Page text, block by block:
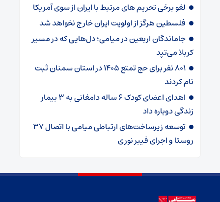
لغو برخی تحریم های مرتبط با ایران از سوی آمریکا
فلسطین هرگز از اولویت ایران خارج نخواهد شد
جاماندگان اربعین در میامی؛ دل‌هایی که در مسیر
کربلا می‌تپد
۸۰۱ نفر برای حج تمتع ۱۴۰۵ در استان سمنان ثبت
نام کردند
اهدای اعضای کودک ۶ ساله دامغانی به ۳ بیمار
زندگی دوباره داد
توسعه زیرساخت‌های ارتباطی میامی با اتصال ۳۷
روستا و اجرای فیبر نوری